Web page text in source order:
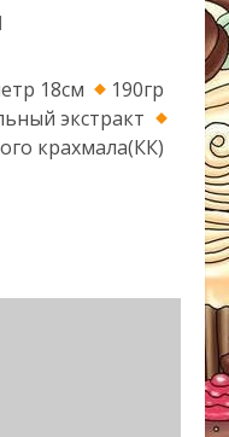
18см
190гр
экстракт
крахмала(КК)